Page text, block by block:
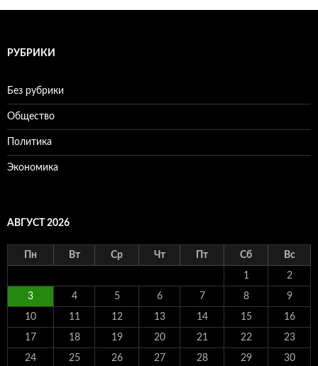
РУБРИКИ
Без рубрики
Общество
Политика
Экономика
АВГУСТ 2026
Пн Вт Ср Чт Пт Сб Вс
1 2
3 4 5 6 7 8 9
10 11 12 13 14 15 16
17 18 19 20 21 22 23
24 25 26 27 28 29 30